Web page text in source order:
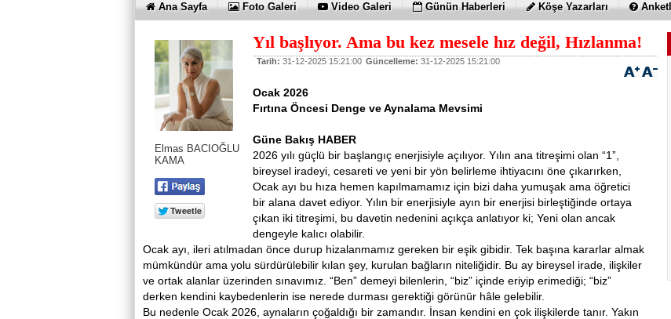
Ana Sayfa Foto Galeri Video Galeri Günün Haberleri Köşe Yazarları
Elmas BACIOĞLU
KAMA
Yıl başlıyor. Ama bu kez mesele hız değil, Hızlanma!
Tarih: 31-12-2025 15:21:00 Güncelleme: 31-12-2025 15:21:00
Ocak 2026
Fırtına Öncesi Denge ve Aynalama Mevsimi
Güne Bakış HABER
2026 yılı güçlü bir başlangıç enerjisiyle açılıyor. Yılın ana titreşimi olan “1”,
bireysel iradeyi, cesareti ve yeni bir yön belirleme ihtiyacını öne çıkarırken,
Ocak ayı bu hıza hemen kapılmamamız için bizi daha yumuşak ama öğretici
bir alana davet ediyor. Yılın bir enerjisiyle ayın bir enerjisi birleştiğinde ortaya
çıkan iki titreşimi, bu davetin nedenini açıkça anlatıyor ki; Yeni olan ancak
dengeyle kalıcı olabilir.
Ocak ayı, ileri atılmadan önce durup hizalanmamız gereken bir eşik gibidir. Tek başına kararlar almak
mümkündür ama yolu sürdürülebilir kılan şey, kurulan bağların niteliğidir. Bu ay bireysel irade, ilişkiler
ve ortak alanlar üzerinden sınavımız. “Ben” demeyi bilenlerin, “biz” içinde eriyip erimediği; “biz”
derken kendini kaybedenlerin ise nerede durması gerektiği görünür hâle gelebilir.
Bu nedenle Ocak 2026, aynaların çoğaldığı bir zamandır. İnsan kendini en çok ilişkilerde tanır. Yakın